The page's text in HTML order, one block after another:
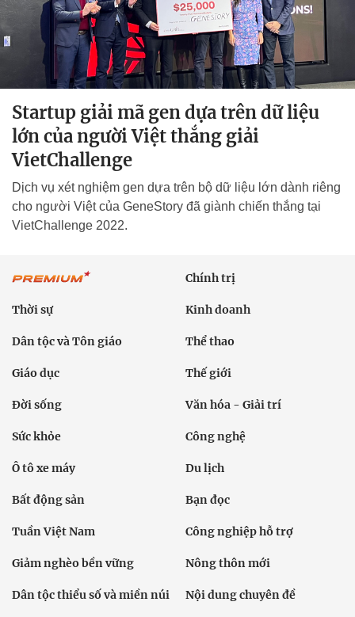
Startup giải mã gen dựa trên dữ liệu
lớn của người Việt thắng giải
VietChallenge
Dịch vụ xét nghiệm gen dựa trên bộ dữ liệu lớn dành riêng
cho người Việt của GeneStory đã giành chiến thắng tại
VietChallenge 2022.
Chính trị
Thời sự Kinh doanh
Dân tộc và Tôn giáo Thể thao
Giáo dục Thế giới
Đời sống Văn hóa - Giải trí
Sức khỏe Công nghệ
Ô tô xe máy Du lịch
Bất động sản Bạn đọc
Tuần Việt Nam Công nghiệp hỗ trợ
Giảm nghèo bền vững Nông thôn mới
Dân tộc thiểu số và miền núi Nội dung chuyên đề